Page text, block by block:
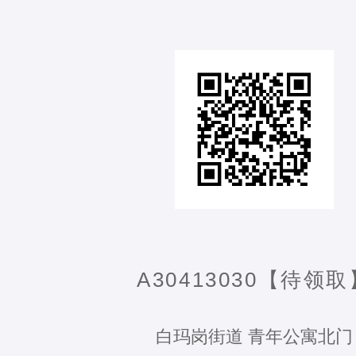
A30413030【待领取
白玛岗街道 青年公寓北门